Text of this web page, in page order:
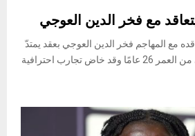
مع فخر الدين العوجي
مع المهاجم فخر الدين العوجي بعقد يمتدّ
إلى سنتين. ويبلغ العوجي من العمر 26 عامًا وقد خاض تجارب احترافية